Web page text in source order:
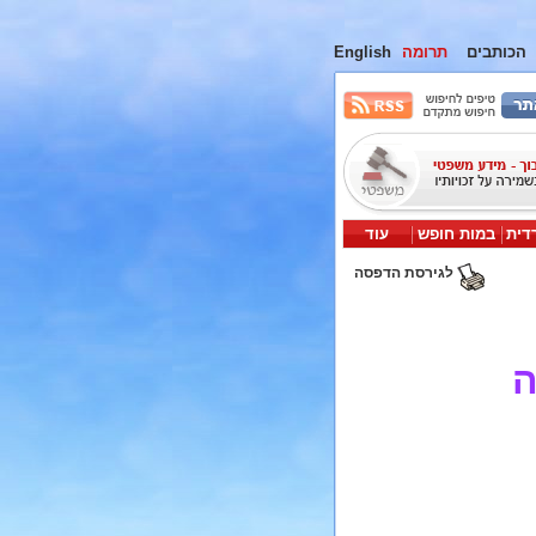
הכותבים תרומה English
במות חופש עוד
לגירסת הדפסה